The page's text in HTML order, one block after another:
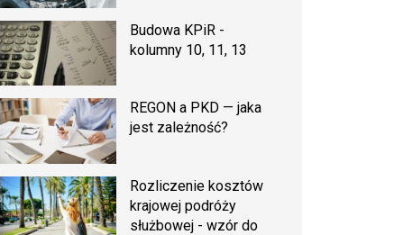
Budowa KPiR -
kolumny 10, 11, 13
REGON a PKD — jaka
jest zależność?
Rozliczenie kosztów
krajowej podróży
służbowej - wzór do